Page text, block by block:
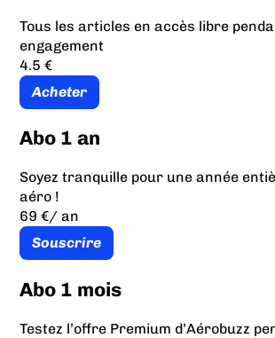
Tous les articles en accès libre
engagement
4.5 €
Acheter
Abo 1 an
Soyez tranquille pour une année
aéro !
69 €/ an
Souscrire
Abo 1 mois
Testez l’offre Premium d’Aérobuzz